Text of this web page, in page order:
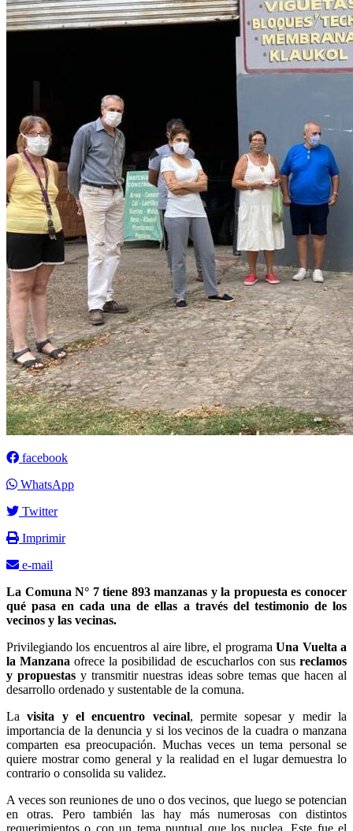
facebook
WhatsApp
Twitter
Imprimir
e-mail
La Comuna N° 7 tiene 893 manzanas y la propuesta es conocer
qué pasa en cada una de ellas a través del testimonio de los
vecinos y las vecinas.
Privilegiando los encuentros al aire libre, el programaUna Vuelta a
la Manzana ofrece la posibilidad de escucharlos con susreclamos
y propuestasy transmitir nuestras ideas sobre temas que hacen al
desarrollo ordenado y sustentable de la comuna.
La visita y el encuentro vecinal, permite sopesar y medir la
importancia de la denuncia y si los vecinos de la cuadra o manzana
comparten esa preocupación. Muchas veces un tema personal se
quiere mostrar como general y la realidad en el lugar demuestra lo
contrario o consolida su validez.
A veces son reuniones de uno o dos vecinos, que luego se potencian
en otras. Pero también las hay más numerosas con distintos
requerimientos o con un tema puntual que los nuclea. Este fue el